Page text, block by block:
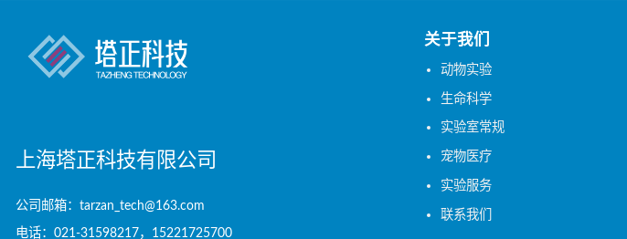
上海塔正科技有限公司
公司邮箱：tarzan_tech@163.com
电话：021-31598217，15221725700
关于我们
动物实验
生命科学
实验室常规
宠物医疗
实验服务
联系我们